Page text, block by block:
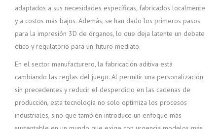
adaptados a sus necesidades específicas, fabricados localmente
y a costos más bajos. Además, se han dado los primeros pasos
para la impresión 3D de órganos, lo que deja latente un debate
ético y regulatorio para un futuro mediato.
En el sector manufacturero, la fabricación aditiva está
cambiando las reglas del juego. Al permitir una personalización
sin precedentes y reducir el desperdicio en las cadenas de
producción, esta tecnología no solo optimiza los procesos
industriales, sino que también introduce un enfoque más